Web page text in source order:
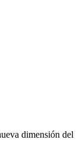
dimensión del